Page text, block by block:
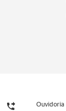
Ouvidoria